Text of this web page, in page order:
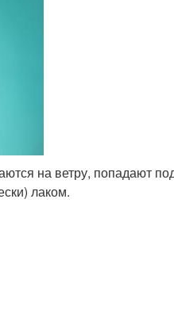
на ветру, попадают
лаком.